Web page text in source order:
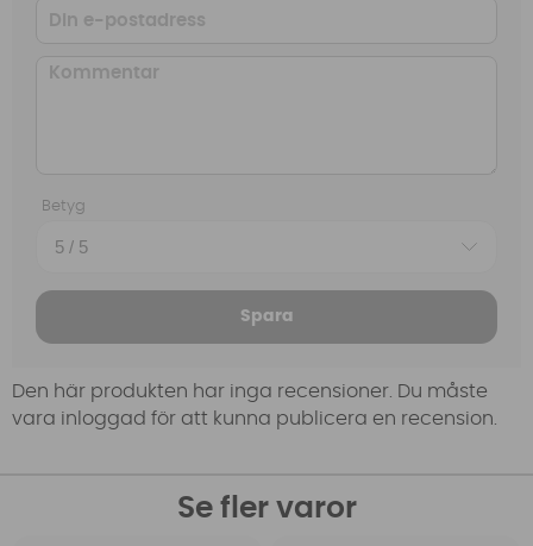
Betyg
Spara
Den här produkten har inga recensioner. Du måste
vara inloggad för att kunna publicera en recension.
Se fler varor